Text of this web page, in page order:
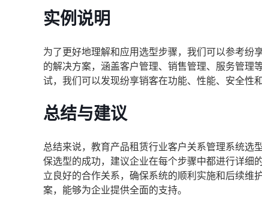
实例说明
为了更好地理解和应用选型步骤，我们可以参考纷
的解决方案，涵盖客户管理、销售管理、服务管理
试，我们可以发现纷享销客在功能、性能、安全性
总结与建议
总结来说，教育产品租赁行业客户关系管理系统选
保选型的成功，建议企业在每个步骤中都进行详细
立良好的合作关系，确保系统的顺利实施和后续维
案，能够为企业提供全面的支持。